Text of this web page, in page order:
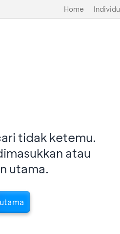
Home Individu
tidak ketemu.
atau
utama.